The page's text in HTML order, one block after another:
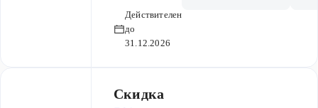
заболеван
ий
заболеваний
Действителен
до
31.12.2026
Скидка